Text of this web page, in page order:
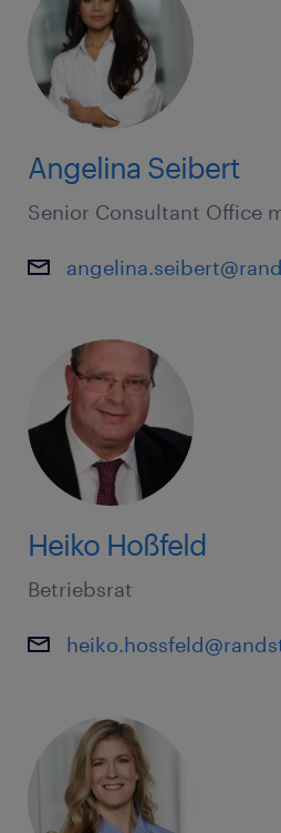
Angelina Seibert
Senior Consultant Office
Heiko Hoßfeld
Betriebsrat